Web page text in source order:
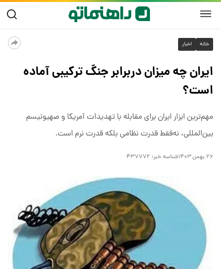
خانه اخبار
ایران چه میزان دربرابر جنگ ترکیبی آماده
است؟
مهم‌ترین ابزار ایران برای مقابله با تهدیدات آمریکا و صهیونیسم
بین‌المللی، نه‌فقط قدرت نظامی بلکه قدرت نرم است.
۲۶ بهمن ۱۴۰۳ شناسه خبر: ۴۳۷۷۷۲